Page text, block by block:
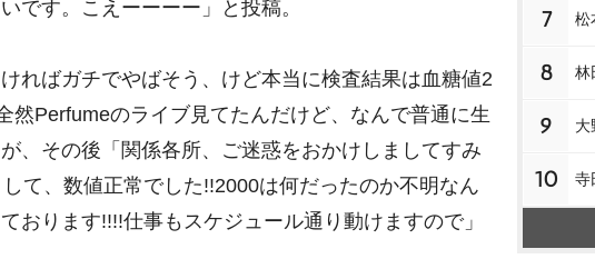
です。こえーーーー」と投稿。
ればガチでやばそう、けど本当に検査結果は血糖値2
然Perfumeのライブ見てたんだけど、なんで普通に生
、その後「関係各所、ご迷惑をおかけしましてすみ
て、数値正常でした!!2000は何だったのか不明なん
おります!!!!仕事もスケジュール通り動けますので」
7 松
8 林
9 大
10 寺